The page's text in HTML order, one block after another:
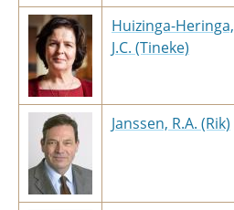
Huizinga-Heringa,
J.C. (Tineke)
Janssen, R.A. (Rik)